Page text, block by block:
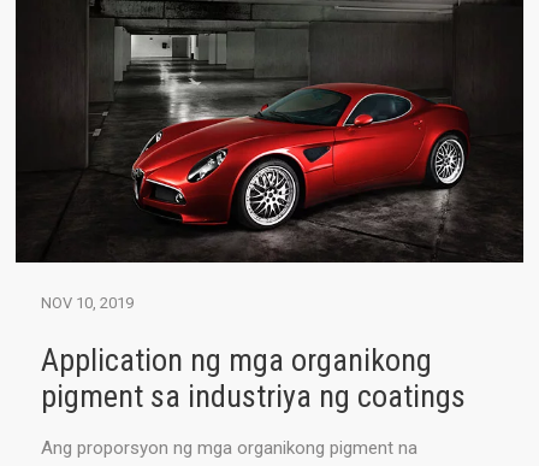
NOV 10, 2019
Application ng mga organikong
pigment sa industriya ng coatings
Ang proporsyon ng mga organikong pigment na